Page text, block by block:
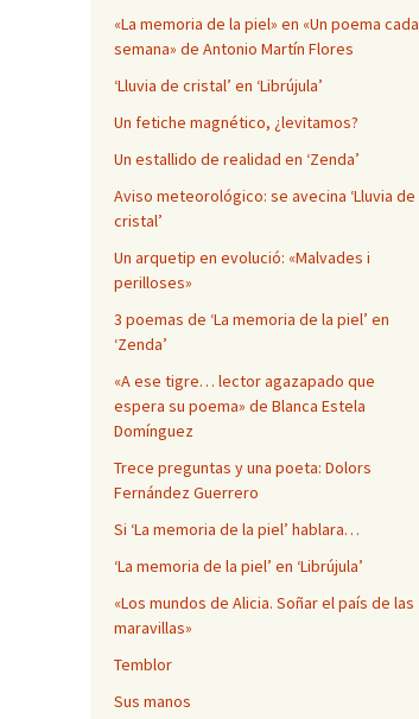
«La memoria de la piel» en «Un poema cada
semana» de Antonio Martín Flores
‘Lluvia de cristal’ en ‘Librújula’
Un fetiche magnético, ¿levitamos?
Un estallido de realidad en ‘Zenda’
Aviso meteorológico: se avecina ‘Lluvia de
cristal’
Un arquetip en evolució: «Malvades i
perilloses»
3 poemas de ‘La memoria de la piel’ en
‘Zenda’
«A ese tigre… lector agazapado que
espera su poema» de Blanca Estela
Domínguez
Trece preguntas y una poeta: Dolors
Fernández Guerrero
Si ‘La memoria de la piel’ hablara…
‘La memoria de la piel’ en ‘Librújula’
«Los mundos de Alicia. Soñar el país de las
maravillas»
Temblor
Sus manos